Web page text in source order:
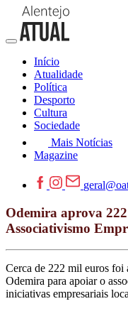
Início
Atualidade
Política
Desporto
Cultura
Sociedade
Mais Notícias
Magazine
Odemira aprova
Associativismo
Cerca de 222 mil euros foi
Odemira para apoiar o
iniciativas empresariais